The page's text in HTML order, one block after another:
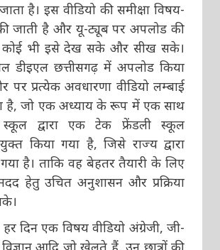
है। इस वीडियो की समीक्षा विषय-
की जाती है और यू-ट्यूब पर अपलोड की
कोई भी इसे देख सके और सीख सके।
डीइएल छत्तीसगढ़ में अपलोड किया
पर प्रत्येक अवधारणा वीडियो लम्बाई
है, जो एक अध्याय के रूप में एक साथ
द्वारा एक टेक फ्रेंडली स्कूल
किया गया है, जिसे राज्य द्वारा
गया है। ताकि वह बेहतर तैयारी के लिए
मदद हेतु उचित अनुशासन और प्रक्रिया
दिन एक विषय वीडियो अंग्रेजी, जी-